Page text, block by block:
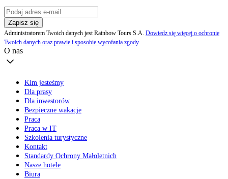
Zapisz się
Administratorem Twoich danych jest Rainbow Tours S.A. Dowiedz się więcej o ochronie
Twoich danych oraz prawie i sposobie wycofania zgody.
O nas
Kim jesteśmy
Dla prasy
Dla inwestorów
Bezpieczne wakacje
Praca
Praca w IT
Szkolenia turystyczne
Kontakt
Standardy Ochrony Małoletnich
Nasze hotele
Biura